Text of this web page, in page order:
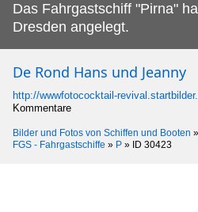
Das Fahrgastschiff "Pirna"
Dresden angelegt.
De Rond Hans und Jeanny
http://wwwfotococktail-
Kommentare
Bilder und Fotos von Schiffen und Booten »
FGS - Fahrgastschiffe » P » ID 30423